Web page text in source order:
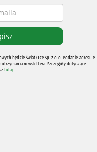
będzie Świat Oze Sp. z o.o. Podanie adresu e-
newslettera. Szczegóły dotyczące
tutaj